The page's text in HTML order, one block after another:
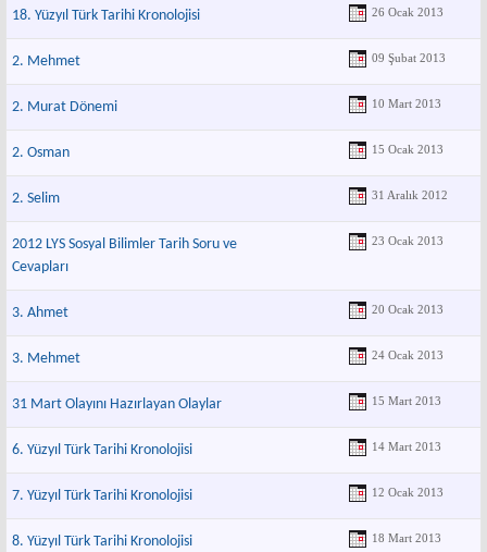
18. Yüzyıl Türk Tarihi Kronolojisi 26 Ocak 2013
2. Mehmet 09 Şubat 2013
2. Murat Dönemi 10 Mart 2013
2. Osman 15 Ocak 2013
2. Selim 31 Aralık 2012
2012 LYS Sosyal Bilimler Tarih Soru ve
Cevapları
23 Ocak 2013
3. Ahmet 20 Ocak 2013
3. Mehmet 24 Ocak 2013
31 Mart Olayını Hazırlayan Olaylar 15 Mart 2013
6. Yüzyıl Türk Tarihi Kronolojisi 14 Mart 2013
7. Yüzyıl Türk Tarihi Kronolojisi 12 Ocak 2013
8. Yüzyıl Türk Tarihi Kronolojisi 18 Mart 2013